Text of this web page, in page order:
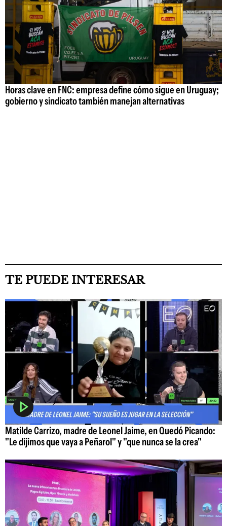
Horas clave en FNC: empresa define cómo sigue en Uruguay;
gobierno y sindicato también manejan alternativas
TE PUEDE INTERESAR
Matilde Carrizo, madre de Leonel Jaime, en Quedó Picando:
"Le dijimos que vaya a Peñarol" y "que nunca se la crea"